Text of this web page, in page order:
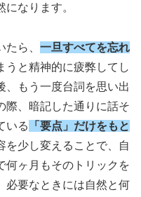
なります。
ら、 一旦すべてを忘れ
うと精神的に疲弊してし
、もう一度台詞を思い出
際、暗記した通りに話そ
いる
「要点」だけをもと
を少し変えることで、自
何ヶ月もそのトリックを
必要なときには自然と何